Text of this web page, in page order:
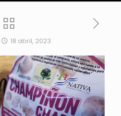
18 abril, 2023